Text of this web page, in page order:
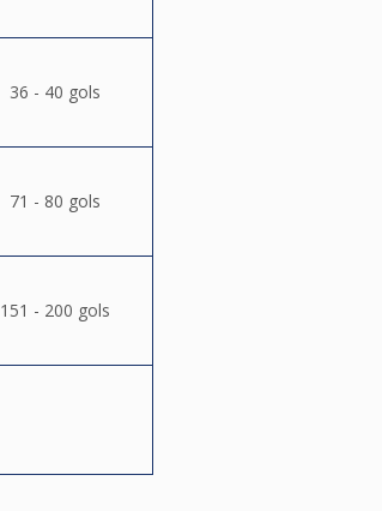
36 - 40 gols
71 - 80 gols
151 - 200 gols